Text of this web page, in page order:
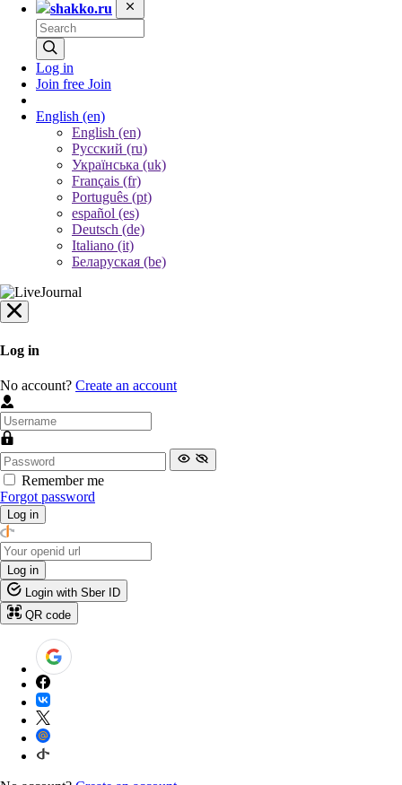
shakko.ru
Log in
Join free Join
English (en)
English (en)
Русский (ru)
Українська (uk)
Français (fr)
Português (pt)
español (es)
Deutsch (de)
Italiano (it)
Беларуская (be)
Log in
No account? Create an account
Remember me
Forgot password
Log in
Log in
Login with Sber ID
QR code